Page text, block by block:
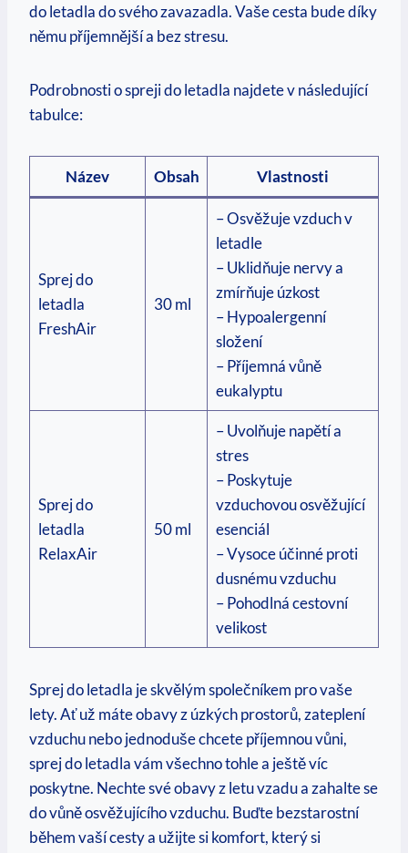
do letadla do svého zavazadla. Vaše cesta bude díky
němu příjemnější a bez stresu.
Podrobnosti o spreji do letadla najdete v následující
tabulce:
Název Obsah Vlastnosti
Sprej do
letadla
FreshAir
30 ml
– Osvěžuje vzduch v
letadle
– Uklidňuje nervy a
zmírňuje úzkost
– Hypoalergenní
složení
– Příjemná vůně
eukalyptu
Sprej do
letadla
RelaxAir
50 ml
– Uvolňuje napětí a
stres
– Poskytuje
vzduchovou osvěžující
esenciál
– Vysoce účinné proti
dusnému vzduchu
– Pohodlná cestovní
velikost
Sprej do letadla je skvělým společníkem pro vaše
lety. Ať už máte obavy z úzkých prostorů, zateplení
vzduchu nebo jednoduše chcete příjemnou vůni,
sprej do letadla vám všechno tohle a ještě víc
poskytne. Nechte své obavy z letu vzadu a zahalte se
do vůně osvěžujícího vzduchu. Buďte bezstarostní
během vaší cesty a užijte si komfort, který si